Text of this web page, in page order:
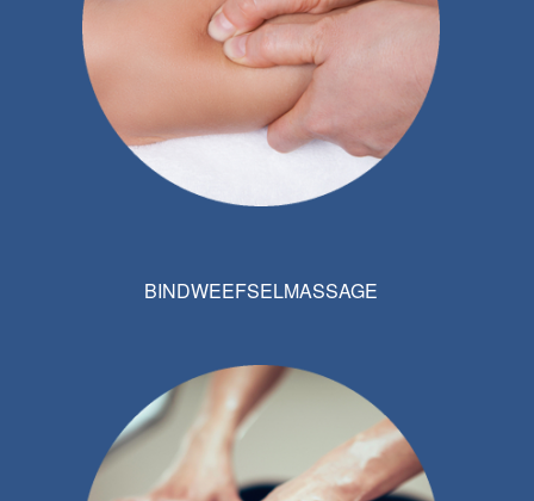
BINDWEEFSELMASSAGE